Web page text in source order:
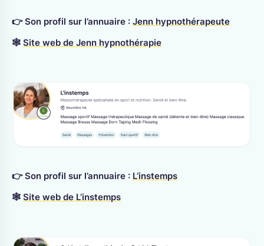
👉 Son profil sur l’annuaire : Jenn hypnothérapeute
🕸 Site web de Jenn hypnothérapie
👉 Son profil sur l’annuaire : L’instemps
🕸 Site web de L’instemps